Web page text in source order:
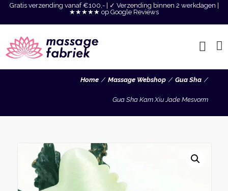
Gratis verzending vanaf €100,- | ✓ Verzending binnen 2 werkdagen |
★★★★★ op Google Reviews
Home Massage Webshop Gua Sha
Gua Sha Kam Xiu Jade Mesvorm